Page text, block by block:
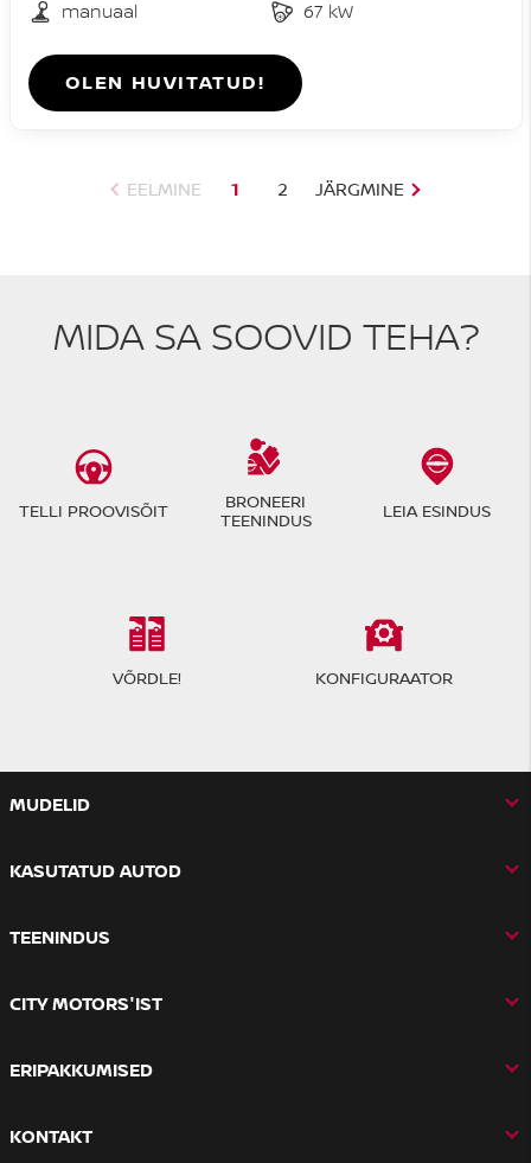
manuaal
67 kW
OLEN HUVITATUD!
EELMINE JÄRGMINE
1 2
MIDA SA SOOVID TEHA?
TELLI PROOVISÕIT
BRONEERI
TEENINDUS
LEIA ESINDUS
VÕRDLE! KONFIGURAATOR
MUDELID
KASUTATUD AUTOD
TEENINDUS
CITY MOTORS'IST
ERIPAKKUMISED
KONTAKT